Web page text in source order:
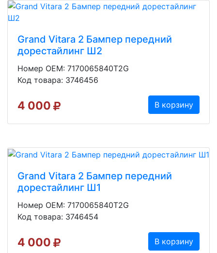
Grand Vitara 2 Бампер передний
дорестайлинг Ш2
Номер OEM: 7170065840T2G
Код товара: 3746456
4 000 В корзину
Grand Vitara 2 Бампер передний
дорестайлинг Ш1
Номер OEM: 7170065840T2G
Код товара: 3746454
4 000 В корзину